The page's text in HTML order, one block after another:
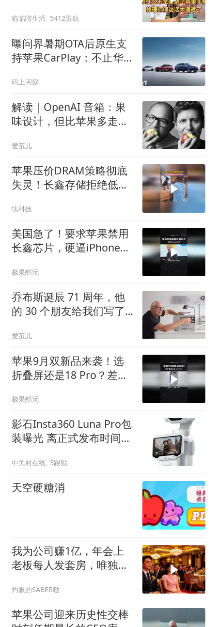
临临唠生活 5412跟贴
曝问界暑期OTA后原生支
持苹果CarPlay：不止华
码上闲叙
解读｜OpenAI 音箱：果
味设计，但比苹果多走一
爱范儿
苹果压价DRAM策略彻底
失灵！长鑫存储拒绝低价
快科技
美国急了！要求苹果禁用
长鑫芯片，硬逼iPhone涨
极果酷玩
乔布斯诞辰 71 周年，他
的 30 个朋友给我们写了
爱范儿
苹果9月双新品来袭！选
折叠屏还是18 Pro？差距
极果酷玩
影石Insta360 Luna Pro包
装曝光 离正式发布时间不
中关村在线 3跟贴
天空硬糖消
我为公司赚1亿，年会上
老板每人发套房，唯独给
灼眼的SABER哒
苹果公司迎来历史性交棒